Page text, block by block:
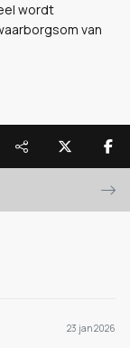
wordt
van
23 jan 2026